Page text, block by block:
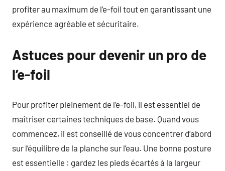
profiter au maximum de l’e-foil tout en garantissant une
expérience agréable et sécuritaire.
Astuces pour devenir un pro de
l’e-foil
Pour profiter pleinement de l’e-foil, il est essentiel de
maîtriser certaines techniques de base. Quand vous
commencez, il est conseillé de vous concentrer d’abord
sur l’équilibre de la planche sur l’eau. Une bonne posture
est essentielle : gardez les pieds écartés à la largeur